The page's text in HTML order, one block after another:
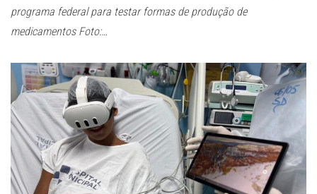
programa federal para testar formas de produção de
medicamentos Foto:…